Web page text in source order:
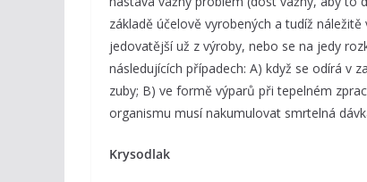
základě účelově vyrobených a tudíž
jedovatější už z výroby, nebo se na jedy
následujících případech: A) když se odírá v
zuby; B) ve formě výparů při tepelném
organismu musí nakumulovat smrtelná
Krysodlak